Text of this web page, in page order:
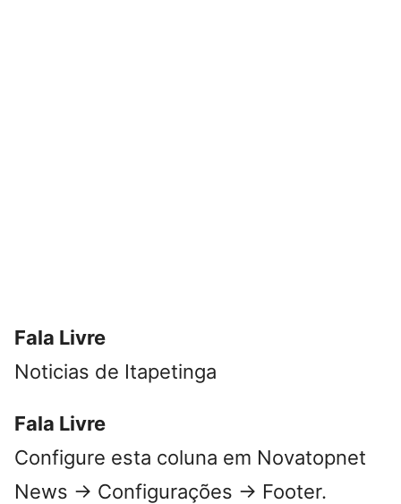
Fala Livre
Noticias de Itapetinga
Fala Livre
Configure esta coluna em Novatopnet
News → Configurações → Footer.